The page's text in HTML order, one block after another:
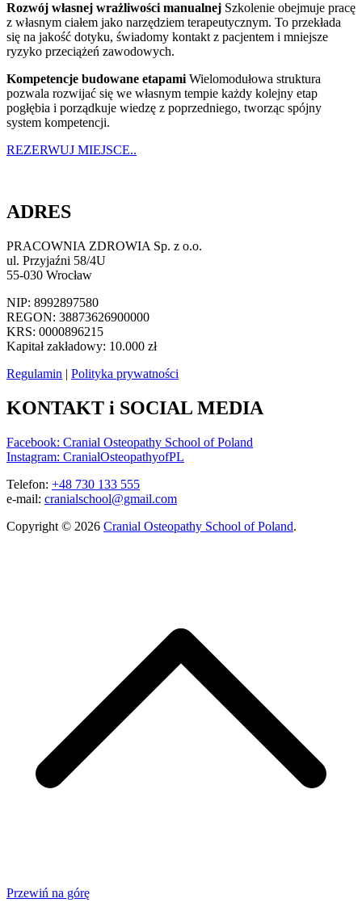
Rozwój własnej wrażliwości manualnej Szkolenie obejmuje pracę
z własnym ciałem jako narzędziem terapeutycznym. To przekłada
się na jakość dotyku, świadomy kontakt z pacjentem i mniejsze
ryzyko przeciążeń zawodowych.
Kompetencje budowane etapami Wielomodułowa struktura
pozwala rozwijać się we własnym tempie każdy kolejny etap
pogłębia i porządkuje wiedzę z poprzedniego, tworząc spójny
system kompetencji.
REZERWUJ MIEJSCE..
ADRES
PRACOWNIA ZDROWIA Sp. z o.o.
ul. Przyjaźni 58/4U
55-030 Wrocław
NIP: 8992897580
REGON: 38873626900000
KRS: 0000896215
Kapitał zakładowy: 10.000 zł
Regulamin | Polityka prywatności
KONTAKT i SOCIAL MEDIA
Facebook: Cranial Osteopathy School of Poland
Instagram: CranialOsteopathyofPL
Telefon: +48 730 133 555
e-mail: cranialschool@gmail.com
Copyright © 2026 Cranial Osteopathy School of Poland.
Przewiń na górę